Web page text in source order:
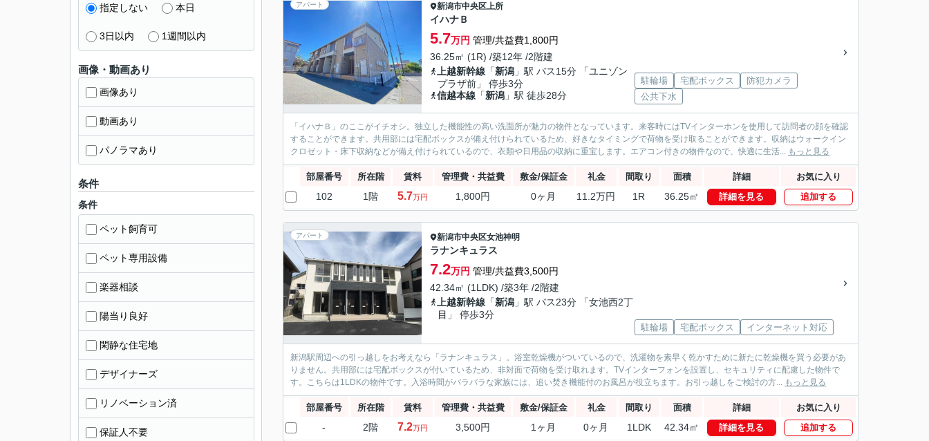
アパート 新潟市中央区上所
イハナＢ
5.7万円 管理/共益費1,800円
36.25㎡ (1R) /築12年 /2階建
上越新幹線 「新潟 」駅 バス15分 「ユニゾン
プラザ前」 停歩3分
信越本線 「新潟 」駅 徒歩28分
駐輪場 宅配ボックス
防犯カメラ
公共下水
「イハナＢ」のここがイチオシ。独立した機能性の高い洗面所が魅力の物件となっています。来客時にはTVインターホンを使用して訪問者の顔を確認
することができます。共用部には宅配ボックスが備え付けられているため、好きなタイミングで荷物を受け取ることができます。収納はウォークイン
クロゼット・床下収納などが備え付けられているので、衣類や日用品の収納に重宝します。エアコン付きの物件なので、快適に生活... もっと見る
部屋番号 所在階 賃料 管理費・共益費 敷金/保証金 礼金 間取り 面積 詳細 お気に入り
102 1階 5.7万円 1,800円 0ヶ月 11.2万円 1R 36.25㎡ 詳細を見る 追加する
アパート 新潟市中央区女池神明
ラナンキュラス
7.2万円 管理/共益費3,500円
42.34㎡ (1LDK) /築3年 /2階建
上越新幹線 「新潟 」駅 バス23分 「女池西2丁
目」 停歩3分
駐輪場 宅配ボックス インターネット対応
新潟駅周辺への引っ越しをお考えなら「ラナンキュラス」。浴室乾燥機がついているので、洗濯物を素早く乾かすために新たに乾燥機を買う必要があ
りません。共用部には宅配ボックスが付いているため、非対面で荷物を受け取れます。TVインターフォンを設置し、セキュリティに配慮した物件で
す。こちらは1LDKの物件です。入浴時間がバラバラな家族には、追い焚き機能付のお風呂が役立ちます。お引っ越しをご検討の方... もっと見る
部屋番号 所在階 賃料 管理費・共益費 敷金/保証金 礼金 間取り 面積 詳細 お気に入り
- 2階 7.2万円 3,500円 1ヶ月 0ヶ月 1LDK 42.34㎡ 詳細を見る 追加する
指定しない 本日
3日以内 1週間以内
画像・動画あり
画像あり
動画あり
パノラマあり
条件
条件
ペット飼育可
ペット専用設備
楽器相談
陽当り良好
閑静な住宅地
デザイナーズ
リノベーション済
保証人不要